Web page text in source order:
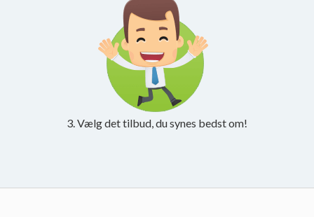
3. Vælg det tilbud, du synes bedst om!